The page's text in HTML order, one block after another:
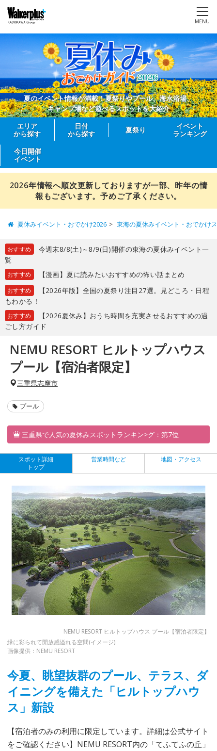
MENU
夏のイベント情報が満載！夏祭りやプール、海水浴場、
キャンプ場など遊べるスポットを大紹介
エリア
から探す
日付
から探す
夏祭り
イベント
ランキング
今日開催
イベント
2026年情報へ順次更新しておりますが一部、昨年の情
報もございます。予めご了承ください。
夏休みイベント・おでかけ2026 東海の夏休みイベント・おでかけ
おすすめ
今週末8/8(土)～8/9(日)開催の東海の夏休みイベント一
覧
おすすめ 【漫画】夏に読みたいおすすめの怖い話まとめ
おすすめ
【2026年版】全国の夏祭り注目27選。見どころ・日程
もわかる！
おすすめ
【2026夏休み】おうち時間を充実させるおすすめの過
ごし方ガイド
NEMU RESORT ヒルトップハウス
プール【宿泊者限定】
三重県志摩市
プール
三重県で人気の夏休みスポットランキン>グ：第7位
スポット詳細
トップ
営業時間など 地図・アクセス
NEMU RESORT ヒルトップハウス プール【宿泊者限定】
緑に彩られて開放感溢れる空間(イメージ)
画像提供：NEMU RESORT
今夏、眺望抜群のプール、テラス、ダ
イニングを備えた「ヒルトップハウ
ス」新設
【宿泊者のみの利用に限定しています。詳細は公式サイト
をご確認ください】NEMU RESORT内の「てふてふの丘」